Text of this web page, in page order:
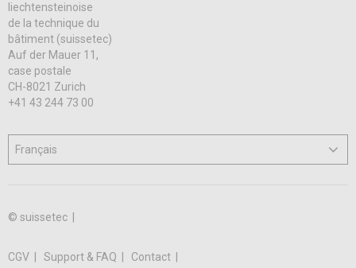
liechtensteinoise
de la technique du
bâtiment (suissetec)
Auf der Mauer 11,
case postale
CH-8021 Zurich
+41 43 244 73 00
© suissetec |
CGV Support & FAQ
Contact